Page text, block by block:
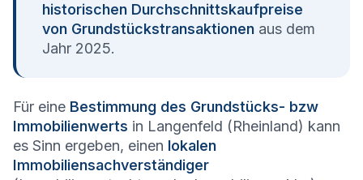
historischen Durchschnittskaufpreise
von Grundstückstransaktionen aus dem
Jahr 2025.
Für eine Bestimmung des Grundstücks- bzw
Immobilienwerts in Langenfeld (Rheinland) kann
es Sinn ergeben, einen lokalen
Immobiliensachverständiger